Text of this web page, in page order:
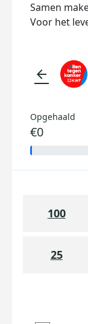
Samen
Voor het
arrow_back
Opgehaald
€0
100
25